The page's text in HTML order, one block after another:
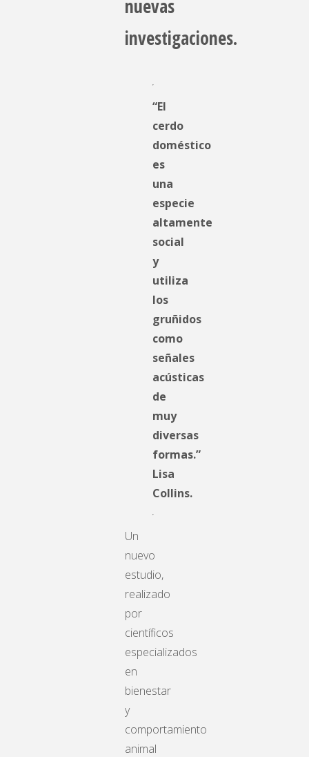
nuevas
investigaciones.
“El
cerdo
doméstico
es
una
especie
altamente
social
y
utiliza
los
gruñidos
como
señales
acústicas
de
muy
diversas
formas.”
Lisa
Collins.
Un
nuevo
estudio,
realizado
por
científicos
especializados
en
bienestar
y
comportamiento
animal